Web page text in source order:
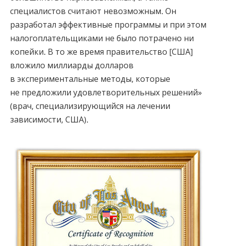
специалистов считают невозможным. Он
разработал эффективные программы и при этом
налогоплательщиками не было потрачено ни
копейки. В то же время правительство [США]
вложило миллиарды долларов
в экспериментальные методы, которые
не предложили удовлетворительных решений»
(врач, специализирующийся на лечении
зависимости, США).